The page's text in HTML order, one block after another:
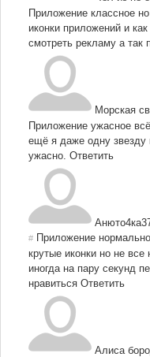
Приложение классное
иконки приложений и
смотреть рекламу а так
Морская
Приложение ужасное
ещё я даже одну звезду
ужасно. Ответить
# Приложение
крутые иконки но не
иногда на пару секунд
нравиться Ответить
Алиса